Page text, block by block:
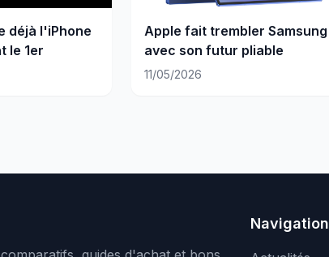
déjà l'iPhone
le 1er
Apple fait trembler Samsung
avec son futur pliable
11/05/2026
Navigation